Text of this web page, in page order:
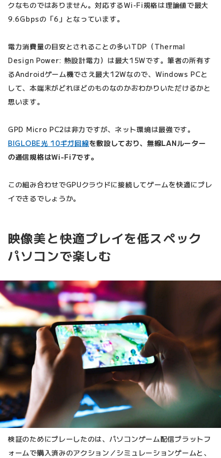
クなものではありません。対応するWi-Fi規格は理論値で最大
9.6Gbpsの「6」となっています。
電力消費量の目安とされることの多いTDP（Thermal
Design Power: 熱設計電力）は最大15Wです。筆者の所有す
るAndroidゲーム機でさえ最大12Wなので、Windows PCと
して、本端末がどれほどのものなのかおわかりいただけるかと
思います。
GPD Micro PC2は非力ですが、ネット環境は最強です。
BIGLOBE光 10ギガ回線を敷設しており、無線LANルーター
の通信規格はWi-Fi7です。
この組み合わせでGPUクラウドに接続してゲームを快適にプレ
イできるでしょうか。
映像美と快適プレイを低スペック
パソコンで楽しむ
検証のためにプレーしたのは、パソコンゲーム配信プラットフ
ォームで購入済みのアクション／シミュレーションゲームと、